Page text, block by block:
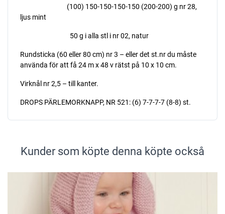
(100) 150-150-150-150 (200-200) g nr 28,
ljus mint
50 g i alla stl i nr 02, natur
Rundsticka (60 eller 80 cm) nr 3 – eller det st.nr du måste
använda för att få 24 m x 48 v rätst på 10 x 10 cm.
Virknål nr 2,5 – till kanter.
DROPS PÄRLEMORKNAPP, NR 521: (6) 7-7-7-7 (8-8) st.
Kunder som köpte denna köpte också